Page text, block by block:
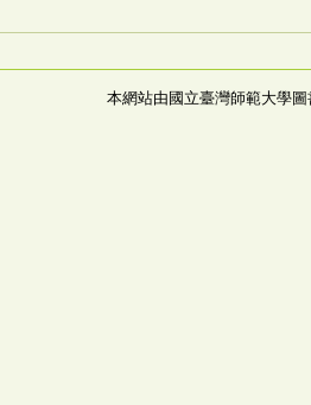
本網站由國立臺灣師範大學